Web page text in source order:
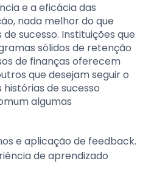
e a eficácia das
nada melhor do que
sucesso. Instituições que
sólidos de retenção
de finanças oferecem
que desejam seguir o
de sucesso
algumas
e aplicação de feedback.
de aprendizado